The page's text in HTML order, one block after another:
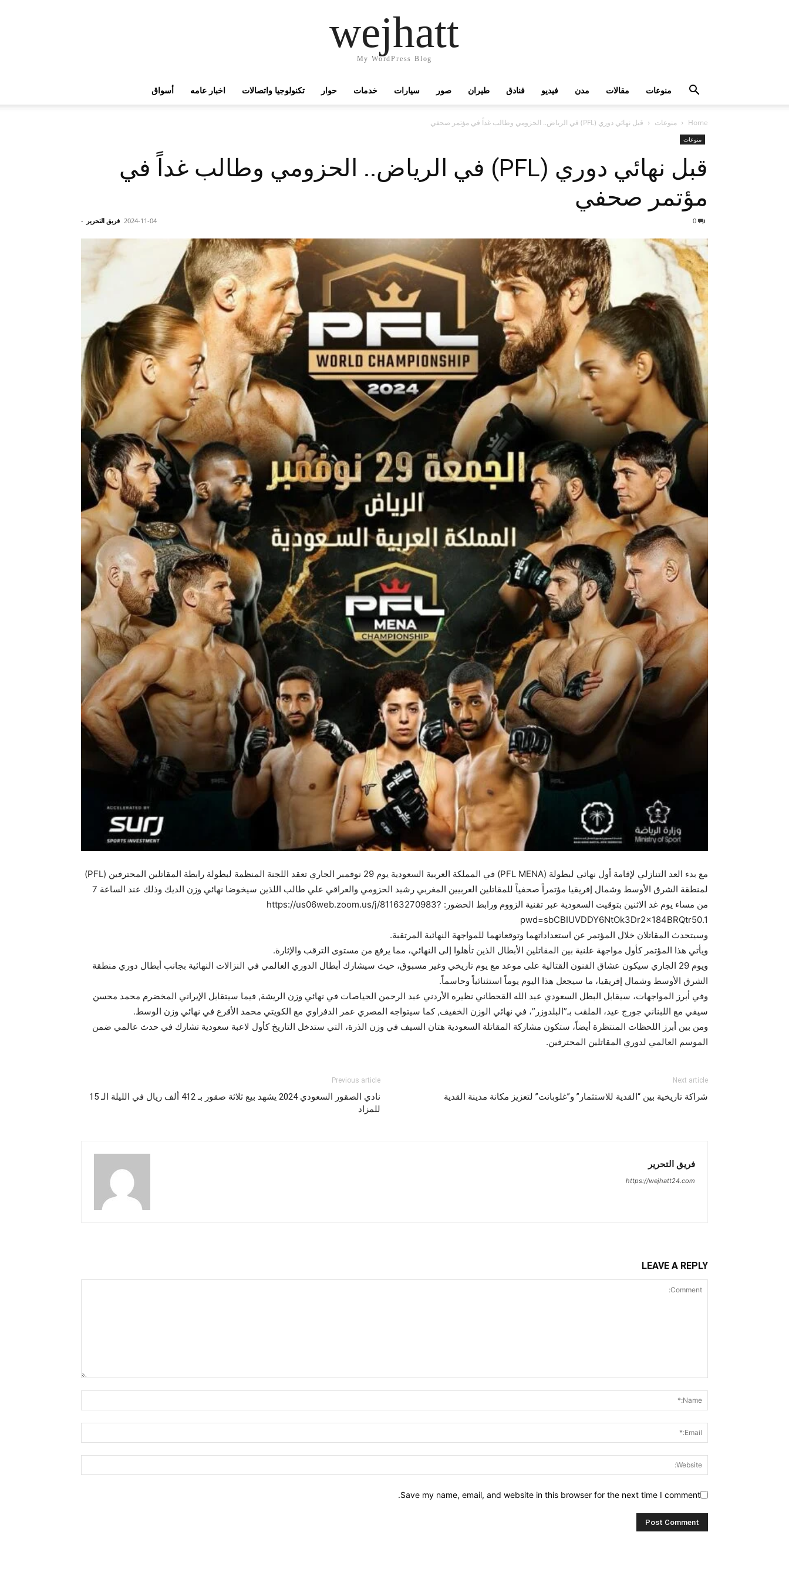
wejhatt
My WordPress Blog
أسواق اخبار عامه تكنولوجيا واتصالات حوار خدمات سيارات صور طيران فنادق فيديو مدن مقالات منوعات
Home منوعات قبل نهائي دوري (PFL) في الرياض.. الحزومي وطالب غداً في مؤتمر صحفي
منوعات
قبل نهائي دوري (PFL) في الرياض.. الحزومي وطالب غداً في
مؤتمر صحفي
فريق التحرير - 2024-11-04
مع بدء العد التنازلي لإقامة أول نهائي لبطولة (PFL MENA) في المملكة العربية السعودية يوم 29 نوفمبر الجاري تعقد اللجنة المنظمة لبطولة رابطة المقاتلين المحترفين (PFL)
لمنطقة الشرق الأوسط وشمال إفريقيا مؤتمراً صحفياً للمقاتلين العربيين المغربي رشيد الحزومي والعراقي علي طالب اللذين سيخوضا نهائي وزن الديك وذلك عند الساعة 7
من مساء يوم غد الاثنين بتوقيت السعودية عبر تقنية الزووم ورابط الحضور: https://us06web.zoom.us/j/81163270983?
pwd=sbCBIUVDDY6NtOk3Dr2x184BRQtr50.1
وسيتحدث المقاتلان خلال المؤتمر عن استعداداتهما وتوقعاتهما للمواجهة النهائية المرتقبة.
ويأتي هذا المؤتمر كأول مواجهة علنية بين المقاتلين الأبطال الذين تأهلوا إلى النهائي، مما يرفع من مستوى الترقب والإثارة.
ويوم 29 الجاري سيكون عشاق الفنون القتالية على موعد مع يوم تاريخي وغير مسبوق، حيث سيشارك أبطال الدوري العالمي في النزالات النهائية بجانب أبطال دوري منطقة
الشرق الأوسط وشمال إفريقيا، ما سيجعل هذا اليوم يوماً استثنائياً وحاسماً.
وفي أبرز المواجهات، سيقابل البطل السعودي عبد الله القحطاني نظيره الأردني عبد الرحمن الحياصات في نهائي وزن الريشة, فيما سيتقابل الإيراني المخضرم محمد محسن
سيفي مع اللبناني جورج عيد، الملقب بـ”البلدوزر”، في نهائي الوزن الخفيف, كما سيتواجه المصري عمر الدفراوي مع الكويتي محمد الأقرع في نهائي وزن الوسط.
ومن بين أبرز اللحظات المنتظرة أيضاً، ستكون مشاركة المقاتلة السعودية هتان السيف في وزن الذرة، التي ستدخل التاريخ كأول لاعبة سعودية تشارك في حدث عالمي ضمن
الموسم العالمي لدوري المقاتلين المحترفين.
Previous article
نادي الصقور السعودي 2024 يشهد بيع ثلاثة صقور بـ 412 ألف ريال في الليلة الـ 15
للمزاد
Next article
شراكة تاريخية بين “القدية للاستثمار” و”غلوبانت” لتعزيز مكانة مدينة القدية
فريق التحرير
https://wejhatt24.com
LEAVE A REPLY
Save my name, email, and website in this browser for the next time I comment.